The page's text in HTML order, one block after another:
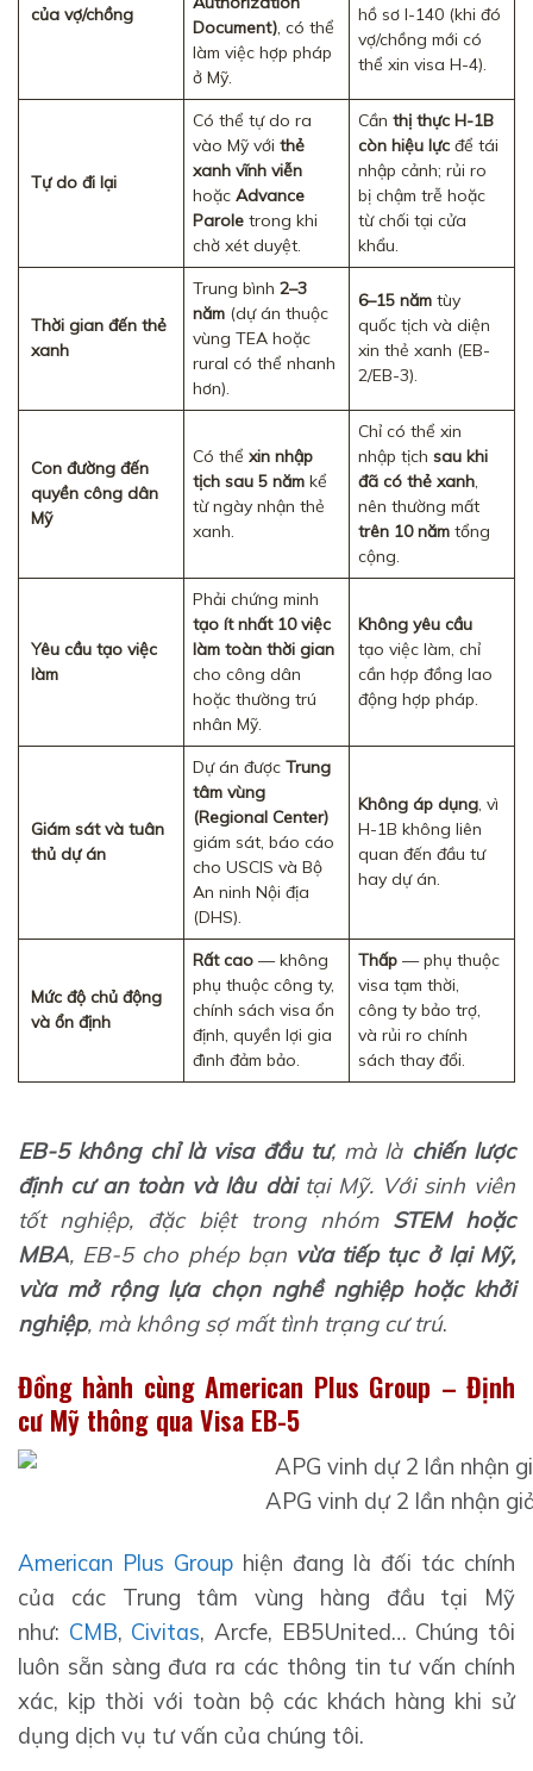
của vợ/chồng
Document), có thể
làm việc hợp pháp
ở Mỹ.
hồ sơ I-140 (khi đó
vợ/chồng mới có
thể xin visa H-4).
Tự do đi lại
Có thể tự do ra
vào Mỹ với thẻ
xanh vĩnh viễn
hoặc Advance
Parole trong khi
chờ xét duyệt.
Cần thị thực H-1B
còn hiệu lực để tái
nhập cảnh; rủi ro
bị chậm trễ hoặc
từ chối tại cửa
khẩu.
Thời gian đến thẻ
xanh
Trung bình 2–3
năm (dự án thuộc
vùng TEA hoặc
rural có thể nhanh
hơn).
6–15 năm tùy
quốc tịch và diện
xin thẻ xanh (EB-
2/EB-3).
Con đường đến
quyền công dân
Mỹ
Có thể xin nhập
tịch sau 5 năm kể
từ ngày nhận thẻ
xanh.
Chỉ có thể xin
nhập tịch sau khi
đã có thẻ xanh,
nên thường mất
trên 10 năm tổng
cộng.
Yêu cầu tạo việc
làm
Phải chứng minh
tạo ít nhất 10 việc
làm toàn thời gian
cho công dân
hoặc thường trú
nhân Mỹ.
Không yêu cầu
tạo việc làm, chỉ
cần hợp đồng lao
động hợp pháp.
Giám sát và tuân
thủ dự án
Dự án được Trung
tâm vùng
(Regional Center)
giám sát, báo cáo
cho USCIS và Bộ
An ninh Nội địa
(DHS).
Không áp dụng, vì
H-1B không liên
quan đến đầu tư
hay dự án.
Mức độ chủ động
và ổn định
Rất cao — không
phụ thuộc công ty,
chính sách visa ổn
định, quyền lợi gia
đình đảm bảo.
Thấp — phụ thuộc
visa tạm thời,
công ty bảo trợ,
và rủi ro chính
sách thay đổi.
EB-5 không chỉ là visa đầu tư, mà là chiến lược
định cư an toàn và lâu dàitại Mỹ. Với sinh viên
tốt nghiệp, đặc biệt trong nhóm STEM hoặc
MBA, EB-5 cho phép bạn vừa tiếp tục ở lại Mỹ,
vừa mở rộng lựa chọn nghề nghiệp hoặc khởi
nghiệp, mà không sợ mất tình trạng cư trú.
Đồng hành cùng American Plus Group – Định
cư Mỹ thông qua Visa EB-5
APG vinh dự 2 lần nhận
American Plus Group hiện đang là đối tác chính
của các Trung tâm vùng hàng đầu tại Mỹ
như: CMB, Civitas, Arcfe, EB5United… Chúng tôi
luôn sẵn sàng đưa ra các thông tin tư vấn chính
xác, kịp thời với toàn bộ các khách hàng khi sử
dụng dịch vụ tư vấn của chúng tôi.